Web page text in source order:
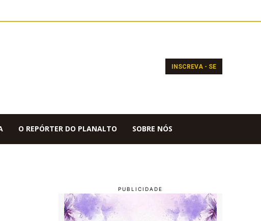
INSCREVA - SE
O REPÓRTER DO PLANALTO SOBRE NÓS